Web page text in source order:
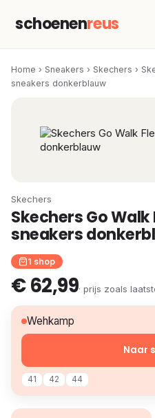
schoenenreus
Home › Sneakers › Skechers ›
sneakers donkerblauw
Skechers
Skechers Go Walk
sneakers
1 shop
€ 62,99· prijs zoals
Wehkamp
41 42 44
Naar